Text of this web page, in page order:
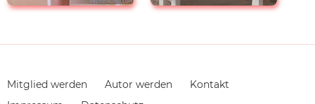
Navigation
Mitglied werden Autor werden
Kontakt